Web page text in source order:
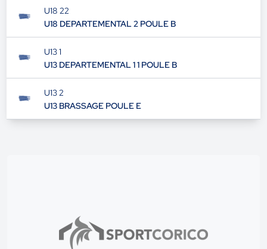
U18 22
U18 DEPARTEMENTAL 2 POULE B
U13 1
U13 DEPARTEMENTAL 1 1 POULE B
U13 2
U13 BRASSAGE POULE E